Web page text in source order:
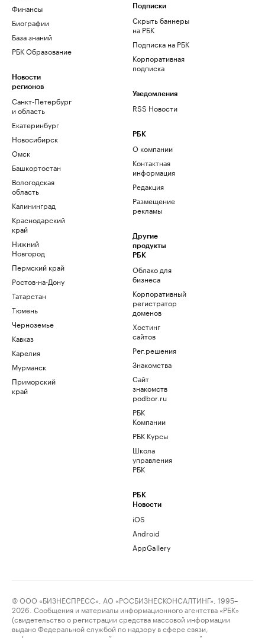
Финансы
Биографии
База знаний
РБК Образование
Новости
регионов
Санкт-Петербург
и область
Екатеринбург
Новосибирск
Омск
Башкортостан
Вологодская
область
Калининград
Краснодарский
край
Нижний
Новгород
Пермский край
Ростов-на-Дону
Татарстан
Тюмень
Черноземье
Кавказ
Карелия
Мурманск
Приморский
край
Подписки
Скрыть баннеры
на РБК
Подписка на РБК
Корпоративная
подписка
Уведомления
RSS Новости
РБК
О компании
Контактная
информация
Редакция
Размещение
рекламы
Другие
продукты
РБК
Облако для
бизнеса
Корпоративный
регистратор
доменов
Хостинг
сайтов
Рег.решения
Знакомства
Сайт
знакомств
podbor.ru
РБК
Компании
РБК Курсы
Школа
управления
РБК
РБК
Новости
iOS
Android
AppGallery
© ООО «БИЗНЕСПРЕСС», АО «РОСБИЗНЕСКОНСАЛТИНГ», 1995–
2026. Сообщения и материалы информационного агентства «РБК»
(свидетельство о регистрации средства массовой информации
выдано Федеральной службой по надзору в сфере связи,